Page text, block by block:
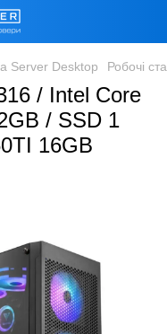
Server Desktop Робочі
/ Intel Core
/ SSD 1
16GB